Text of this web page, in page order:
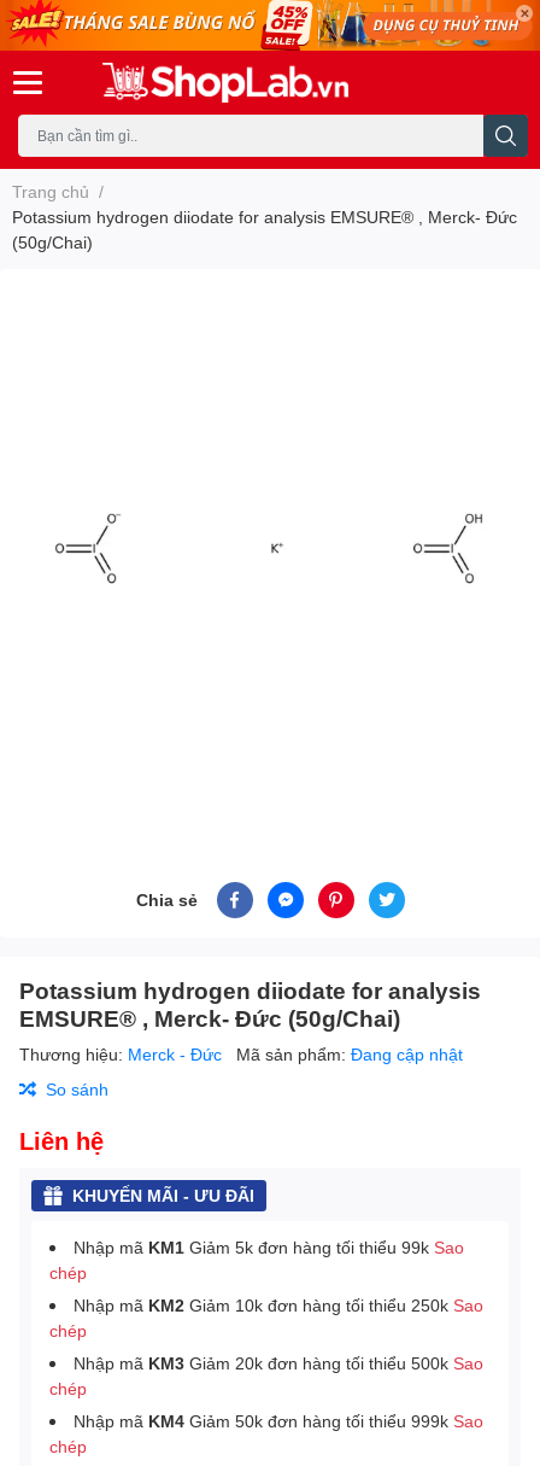
Trang chủ /
Potassium hydrogen diiodate for analysis EMSURE® , Merck- Đức
(50g/Chai)
Chia sẻ
Potassium hydrogen diiodate for analysis
EMSURE® , Merck- Đức (50g/Chai)
Thương hiệu: Merck - Đức Mã sản phẩm: Đang cập nhật
So sánh
Liên hệ
KHUYẾN MÃI - ƯU ĐÃI
Nhập mã KM1 Giảm 5k đơn hàng tối thiểu 99k Sao
chép
Nhập mã KM2 Giảm 10k đơn hàng tối thiểu 250k Sao
chép
Nhập mã KM3 Giảm 20k đơn hàng tối thiểu 500k Sao
chép
Nhập mã KM4 Giảm 50k đơn hàng tối thiểu 999k Sao
chép